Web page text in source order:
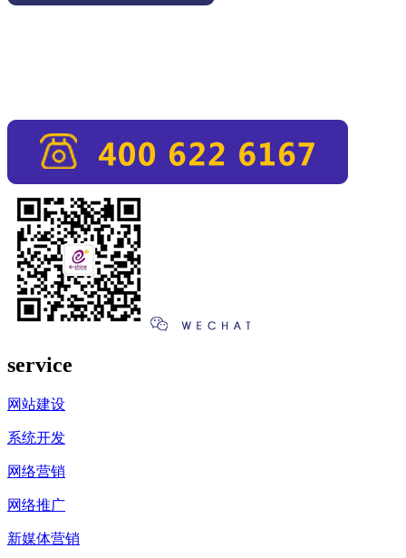
service
网站建设
系统开发
网络营销
网络推广
新媒体营销